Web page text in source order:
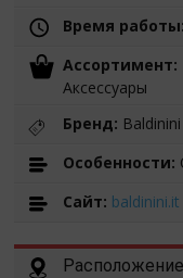
Время работы:
Ассортимент:
Аксессуары
Бренд:
Особенности:
Cайт: baldinini.it